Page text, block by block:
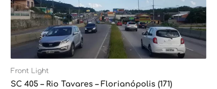
Front Light
SC 405 – Rio Tavares – Florianópolis (171)